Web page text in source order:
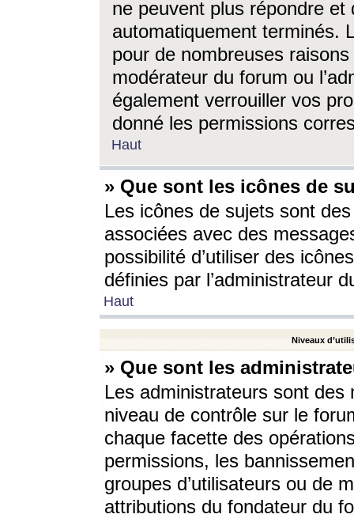
ne peuvent plus répondre
automatiquement terminés.
pour de nombreuses
modérateur du forum ou
également verrouiller vos
donné les permissions
Haut
» Que sont les icônes de
Les icônes de sujets sont
associées avec des
possibilité d’utiliser des
définies par l’administrateur
Haut
Niveaux
» Que sont les
Les administrateurs sont
niveau de contrôle sur le
chaque facette des
permissions, les
groupes d’utilisateurs ou de
attributions du fondateur du